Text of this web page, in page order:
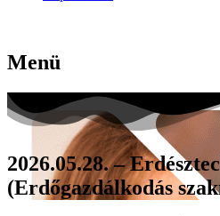
Menü
2026.05.28. –
(Erdőgazdálkodás